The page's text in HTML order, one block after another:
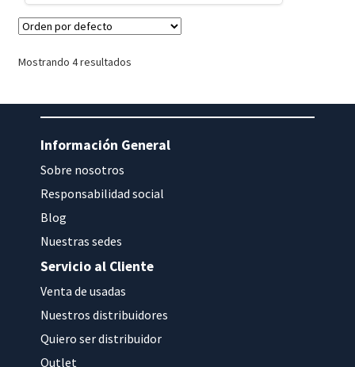
Mostrando 4 resultados
Información General
Sobre nosotros
Responsabilidad social
Blog
Nuestras sedes
Servicio al Cliente
Venta de usadas
Nuestros distribuidores
Quiero ser distribuidor
Outlet